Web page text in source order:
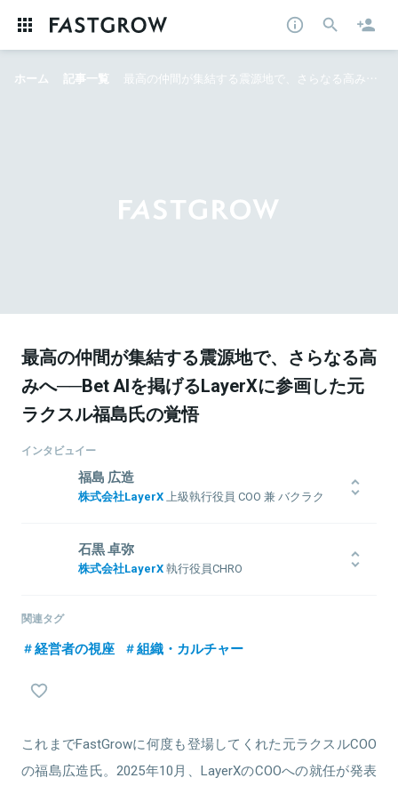
ホーム 記事一覧 最高の仲間が集結する震源地で、さらなる高みへ──Bet AIを掲げるLayerXに参画した元ラクスル福島氏の覚悟
最高の仲間が集結する震源地で、さらなる高
みへ──Bet AIを掲げるLayerXに参画した元
ラクスル福島氏の覚悟
インタビュイー
福島 広造
株式会社LayerX上級執行役員 COO 兼 バクラク
ITコンサル会社を経て、ボストン コンサルティング グループ(BCG)
に入社。DX領域を担当。2015年、ラクスル株式会社へ入社。全社の
取締役COO及びRAKSUL事業CEOを務める。2023年からは、BCGの
2025年10月1日付けで株式会社LayerXに参画
関連情報をみる
石黒 卓弥
株式会社LayerX執行役員CHRO
成・人事制度を担当。また事業会社の立ち上げや新規事業開発など
げ、5年で1800名規模までの組織拡大を牽引。採用広報や国内外の採
人事機能を歴任。2020年5月LayerXに参画。
関連タグ
経営者の視座 組織・カルチャー
これまでFastGrowに何度も登場してくれた元ラクスルCOO
の福島広造氏。2025年10月、LayerXのCOOへの就任が発表